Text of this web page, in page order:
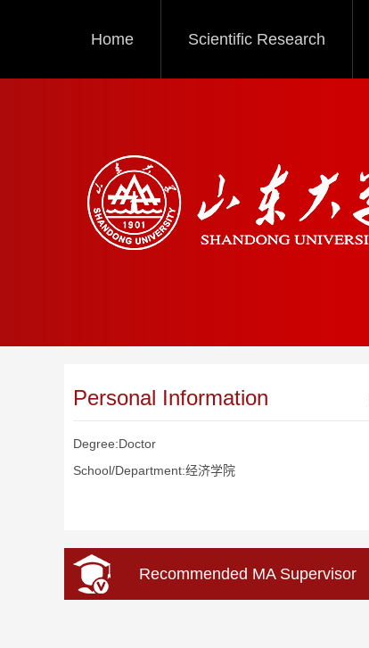
Home Scientific Research
Personal Information
Degree:Doctor
School/Department:经济学院
Recommended MA Supervisor